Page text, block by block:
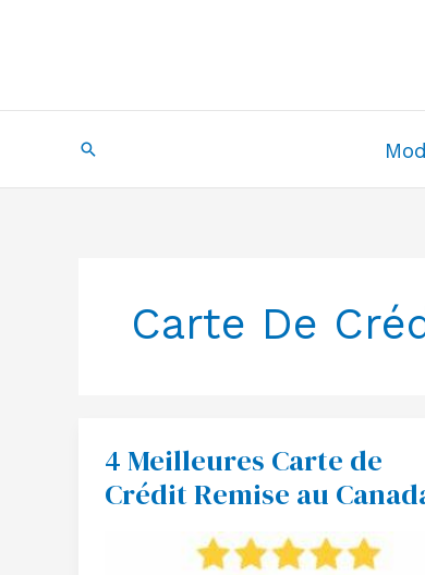
Search
Carte De
4 Meilleures Carte de
Crédit Remise au
4
Meilleures
Carte
de
Remise